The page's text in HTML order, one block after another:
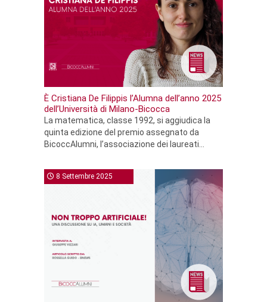
È Cristiana De Filippis l’Alumna dell’anno 2025
dell’Università di Milano-Bicocca
La matematica, classe 1992, si aggiudica la
quinta edizione del premio assegnato da
BicoccAlumni, l’associazione dei laureati...
8 Settembre 2025